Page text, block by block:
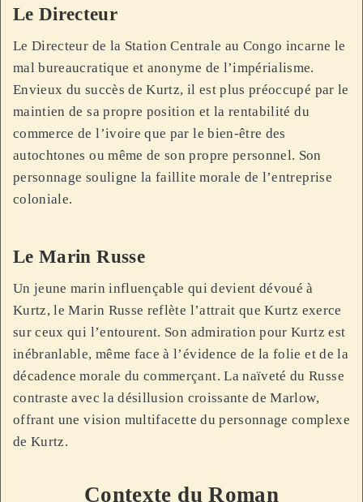
Le Directeur
Le Directeur de la Station Centrale au Congo incarne le
mal bureaucratique et anonyme de l’impérialisme.
Envieux du succès de Kurtz, il est plus préoccupé par le
maintien de sa propre position et la rentabilité du
commerce de l’ivoire que par le bien-être des
autochtones ou même de son propre personnel. Son
personnage souligne la faillite morale de l’entreprise
coloniale.
Le Marin Russe
Un jeune marin influençable qui devient dévoué à
Kurtz, le Marin Russe reflète l’attrait que Kurtz exerce
sur ceux qui l’entourent. Son admiration pour Kurtz est
inébranlable, même face à l’évidence de la folie et de la
décadence morale du commerçant. La naïveté du Russe
contraste avec la désillusion croissante de Marlow,
offrant une vision multifacette du personnage complexe
de Kurtz.
Contexte du Roman